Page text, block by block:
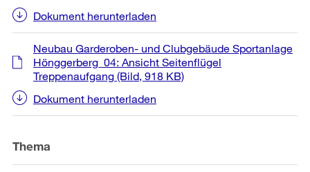
Dokument herunterladen
Neubau Garderoben- und Clubgebäude Sportanlage
Hönggerberg_04: Ansicht Seitenflügel
Treppenaufgang (Bild, 918 KB)
Dokument herunterladen
Thema